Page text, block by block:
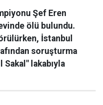
Şef Eren
ölü bulundu.
İstanbul
soruşturma
Sakal" lakabıyla